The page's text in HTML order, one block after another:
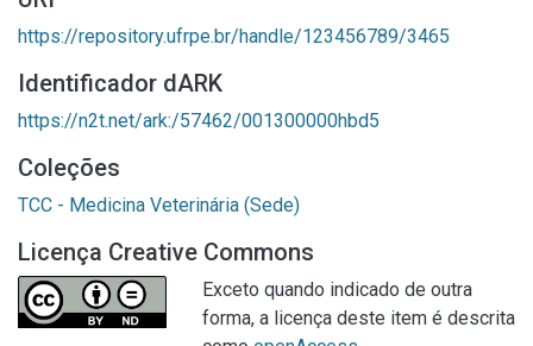
https://repository.ufrpe.br/handle/123456789/3465
Identificador dARK
https://n2t.net/ark:/57462/001300000hbd5
Coleções
TCC - Medicina Veterinária (Sede)
Licença Creative Commons
Exceto quando indicado de outra
forma, a licença deste item é descrita